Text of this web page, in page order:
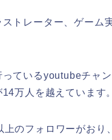
トレーター、ゲーム
ているyoutubeチャ
万人を越えています。
のフォロワーがお